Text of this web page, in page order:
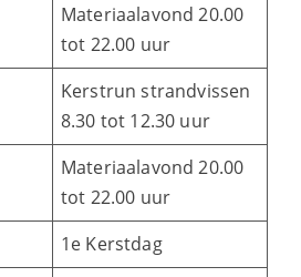
Materiaalavond 20.00
tot 22.00 uur
Kerstrun strandvissen
8.30 tot 12.30 uur
Materiaalavond 20.00
tot 22.00 uur
1e Kerstdag